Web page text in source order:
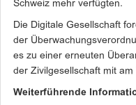
Schweiz mehr verfügten.
Die Digitale Gesellschaft
der
es zu einer erneuten
der Zivilgesellschaft mit am
Weiterführende